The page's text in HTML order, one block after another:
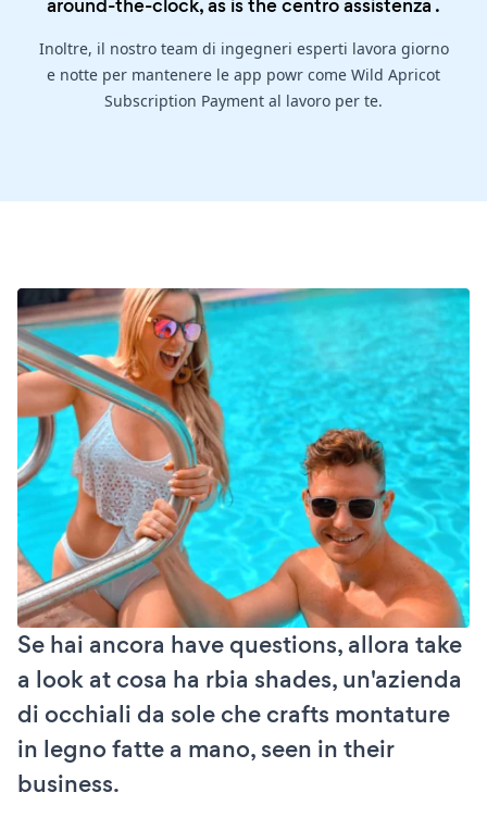
around-the-clock, as is thecentro assistenza .
Inoltre, il nostro team di ingegneri esperti lavora giorno
e notte per mantenere le app powr come Wild Apricot
Subscription Payment al lavoro per te.
Se hai ancora have questions, allora take
a look at cosa ha rbia shades, un'azienda
di occhiali da sole che crafts montature
in legno fatte a mano, seen in their
business.